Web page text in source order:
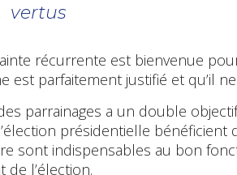
vertus
récurrente est bienvenue
est parfaitement justifié et qu’il
parrainages a un double
présidentielle bénéficient
sont indispensables au bon
l’élection.